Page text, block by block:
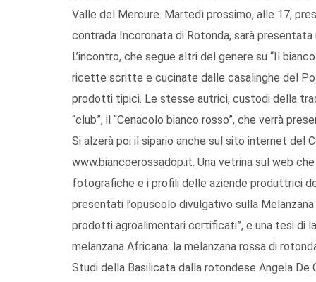
Valle del Mercure. Martedì prossimo, alle 17,
contrada Incoronata di Rotonda, sarà
L’incontro, che segue altri del genere su “Il
ricette scritte e cucinate dalle casalinghe del
prodotti tipici. Le stesse autrici, custodi della
“club”, il “Cenacolo bianco rosso”, che verrà
Si alzerà poi il sipario anche sul sito internet del
www.biancoerossadop.it. Una vetrina sul web
fotografiche e i profili delle aziende produttrici
presentati l’opuscolo divulgativo sulla
prodotti agroalimentari certificati”, e una tesi di
melanzana Africana: la melanzana rossa di
Studi della Basilicata dalla rotondese Angela De